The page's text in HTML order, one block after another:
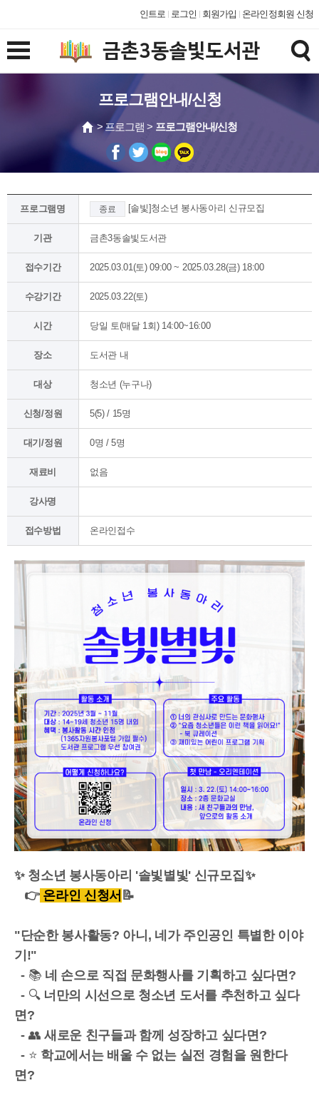
인트로 로그인 회원가입 온라인정회원 신청
프로그램안내/신청
> 프로그램 > 프로그램안내/신청
프로그램명 종료 [솔빛]청소년 봉사동아리 신규모집
기관 금촌3동솔빛도서관
접수기간 2025.03.01(토) 09:00 ~ 2025.03.28(금) 18:00
수강기간 2025.03.22(토)
시간 당일 토(매달 1회) 14:00~16:00
장소 도서관 내
대상 청소년 (누구나)
신청/정원 5(5) / 15명
대기/정원 0명 / 5명
재료비 없음
강사명
접수방법 온라인접수
✨ 청소년 봉사동아리 '솔빛별빛' 신규모집✨
👉 온라인 신청서 📝
"단순한 봉사활동? 아니, 네가 주인공인 특별한 이야
기!"
- 📚 네 손으로 직접 문화행사를 기획하고 싶다면?
- 🔍 너만의 시선으로 청소년 도서를 추천하고 싶다
면?
- 👥새로운 친구들과 함께 성장하고 싶다면?
- ⭐ 학교에서는 배울 수 없는 실전 경험을 원한다
면?